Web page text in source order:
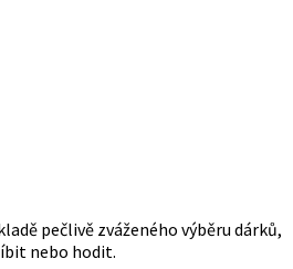
pečlivě zváženého výběru dárků,
nebo hodit.